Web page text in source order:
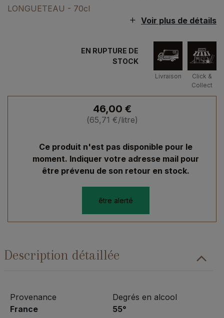
LONGUETEAU - 70cl
Voir plus de détails
EN RUPTURE DE
STOCK
Livraison
Click &
Collect
46,00 €
(65,71 €/litre)
Ce produit n'est pas disponible pour le
moment. Indiquer votre adresse mail pour
être prévenu de son retour en stock.
être alerté
Description détaillée
Provenance
France
Degrés en alcool
55°